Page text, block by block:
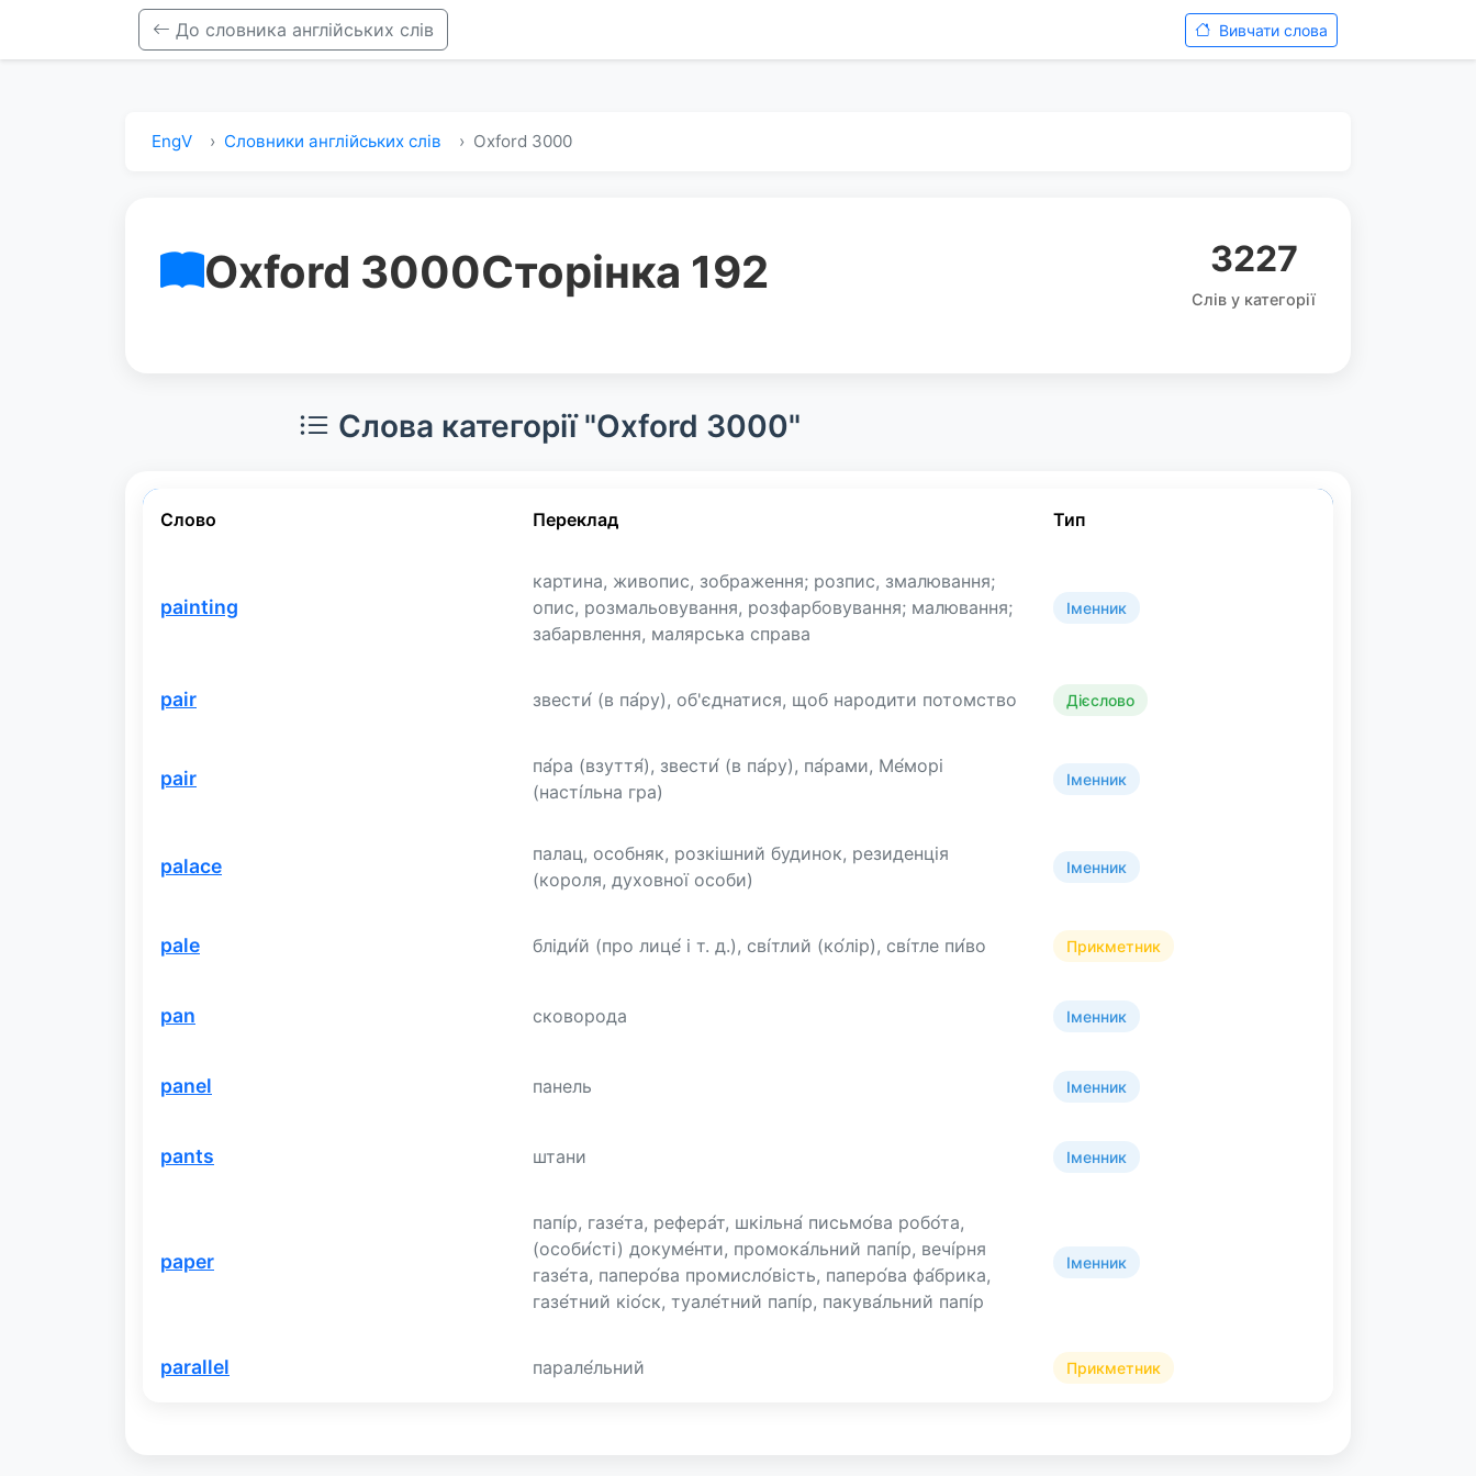
До словника англійських слів Вивчати слова
EngV Словники англійських слів Oxford 3000
Oxford 3000Сторінка 192 3227
Слів у категорії
Слова категорії "Oxford 3000"
Слово Переклад Тип
painting
картина, живопис, зображення; розпис, змалювання;
опис, розмальовування, розфарбовування; малювання;
забарвлення, малярська справа
Іменник
pair звести́ (в па́ру), об'єднатися, щоб народити потомство Дієслово
pair
па́ра (взуття́), звести́ (в па́ру), па́рами, Ме́морі
(насті́льна гра)
Іменник
palace
палац, особняк, розкішний будинок, резиденція
(короля, духовної особи)
Іменник
pale бліди́й (про лице́ і т. д.), сві́тлий (ко́лір), сві́тле пи́во Прикметник
pan сковорода Іменник
panel панель Іменник
pants штани Іменник
paper
папі́р, газе́та, рефера́т, шкільна́ письмо́ва робо́та,
(особи́сті) докуме́нти, промока́льний папі́р, вечі́рня
газе́та, паперо́ва промисло́вість, паперо́ва фа́брика,
газе́тний кіо́ск, туале́тний папі́р, пакува́льний папі́р
Іменник
parallel парале́льний Прикметник